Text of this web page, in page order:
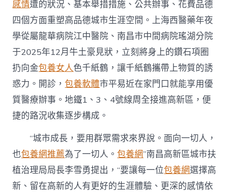
感情遭的狀況、基本舉措措施、公共辦事、花費品德
四個方面重塑高品德城市生涯空間。上海西醫藥年夜
學從屬龍華病院江中醫院、南昌市中間病院瑤湖分院
于2025年12月牛土豪見狀，立刻將身上的鑽石項圈
扔向金包養女人色千紙鶴，讓千紙鶴攜帶上物質的誘
惑力。開診，包養軟體市平易近在家門口就能享用優
質醫療辦事。地鐵1、3、4號線周全接進高新區，便
捷的路況收集逐步構成。
“城市成長，要用群眾需求來界說。面向一切人，
也包養網推薦為了一切人。包養網”南昌高新區城市扶
植治理局局長李雪勇提出，“要讓每一位包養網選擇高
新、留在高新的人有更好的生涯體驗、更深的感情依